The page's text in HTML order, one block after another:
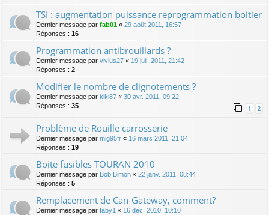
TSI : augmentation puissance reprogrammation boitier
Dernier message par fab01 « 29 août 2011, 16:57
Réponses : 16
Programmation antibrouillards ?
Dernier message par vivius27 « 19 juil. 2011, 21:42
Réponses : 2
Modifier le nombre de clignotements ?
Dernier message par kiki87 « 30 avr. 2011, 09:22
Réponses : 35 1 2
Problème de Rouille carrosserie
Dernier message par mig95fr « 16 mars 2011, 21:04
Réponses : 19
Boite fusibles TOURAN 2010
Dernier message par Bob Bimon « 22 janv. 2011, 08:44
Réponses : 5
Remplacement de Can-Gateway, comment?
Dernier message par faby1 « 16 déc. 2010, 10:10